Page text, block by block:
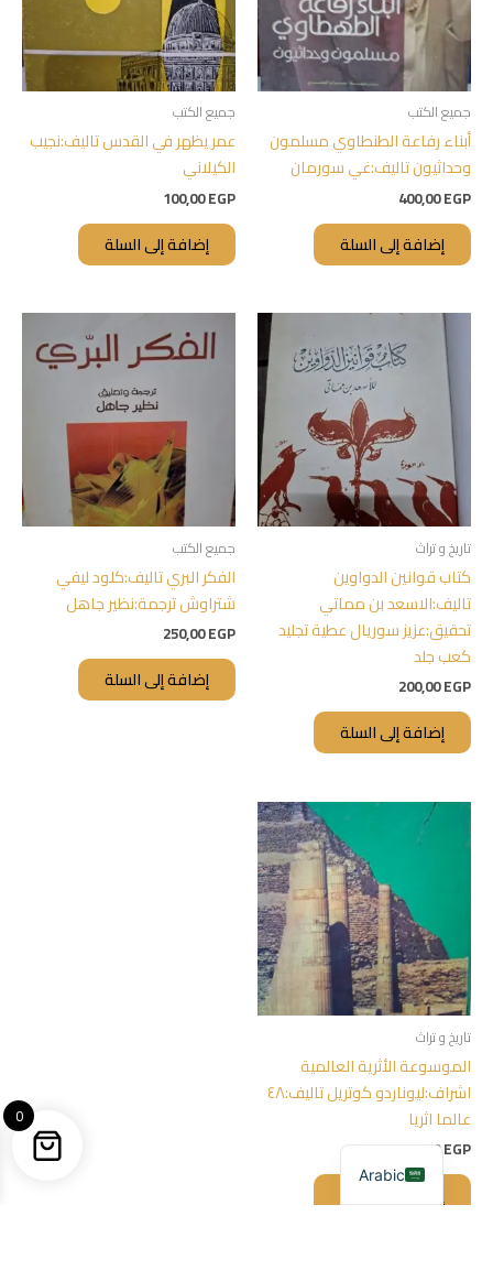
جميع الكتب
أبناء رفاعة الطنطاوي مسلمون
وحداثيون تاليف:غي سورمان
400,00EGP
إضافة إلى السلة
جميع الكتب
عمر يظهر في القدس تاليف:نجيب
الكيلاني
100,00EGP
إضافة إلى السلة
تاريخ و تراث
كتاب قوانين الدواوين
تاليف:الاسعد بن مماتي
تحقيق:عزيز سوريال عطية تجليد
كعب جلد
200,00EGP
إضافة إلى السلة
جميع الكتب
الفكر البري تاليف:كلود ليفي
شتراوش ترجمة:نظير جاهل
250,00EGP
إضافة إلى السلة
تاريخ و تراث
الموسوعة الأثرية العالمية
اشراف:ليوناردو كوتريل تاليف:٤٨
عالما اثريا
300,00EGP
إضافة إلى السلة
0
Arabic